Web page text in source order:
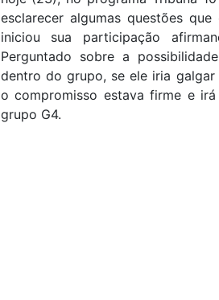
esclarecer algumas questões
iniciou sua participação
Perguntado sobre a
dentro do grupo, se ele iria
o compromisso estava firme e
grupo G4.